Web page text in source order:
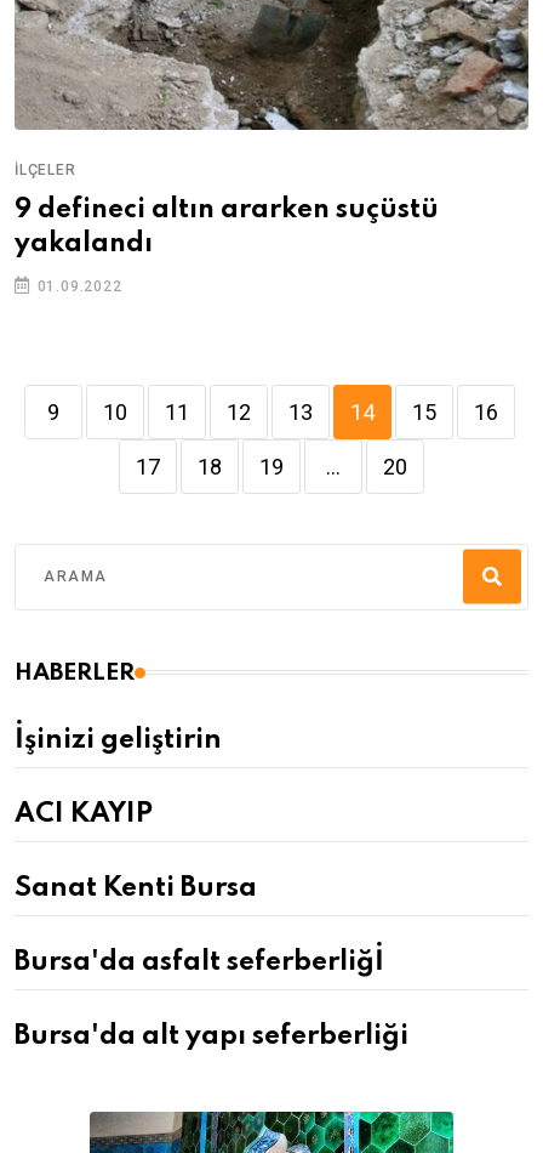
İLÇELER
9 defineci altın ararken suçüstü
yakalandı
01.09.2022
9 10 11 12 13 14 15 16
17 18 19 ... 20
HABERLER
İşinizi geliştirin
ACI KAYIP
Sanat Kenti Bursa
Bursa'da asfalt seferberliğİ
Bursa'da alt yapı seferberliği